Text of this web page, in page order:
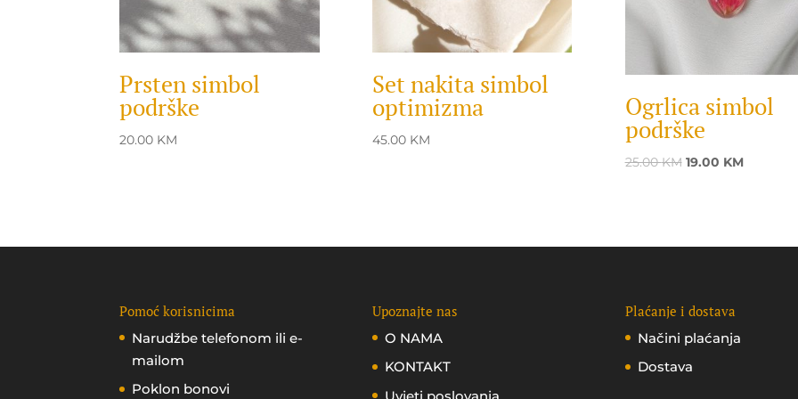
Prsten simbol
podrške
20.00 KM
Set nakita simbol
optimizma
45.00 KM
Ogrlica simbol
podrške
25.00KM Original
19.00 KMCurrent
Pomoć korisnicima
Narudžbe telefonom ili e-
mailom
Poklon bonovi
Upoznajte nas
O NAMA
KONTAKT
Uvjeti poslovanja
Plaćanje i dostava
Načini plaćanja
Dostava